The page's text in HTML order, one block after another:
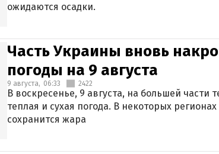
ожидаются осадки.
Часть Украины вновь
погоды на 9 августа
9 августа, 06:33 2422
В воскресенье, 9 августа, на большей части
теплая и сухая погода. В некоторых
сохранится жара